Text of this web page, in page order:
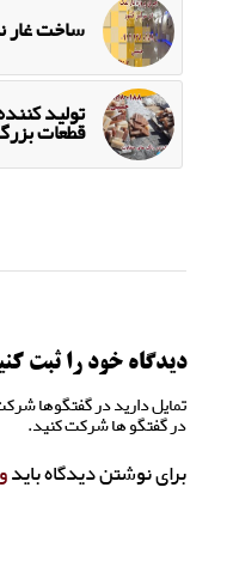
ساخت غار
تولید
قطعات
دیدگاه خود را ثبت
تمایل دارید در گفتگوها
در گفتگو ها شرکت کنید.
برای نوشتن دیدگاه باید